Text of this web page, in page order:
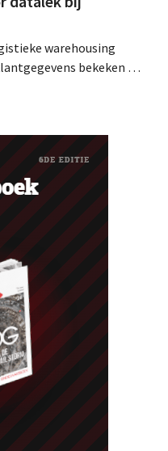
warehousing
bekeken of